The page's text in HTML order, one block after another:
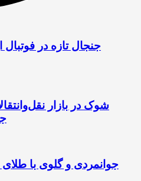
جنجال تازه در
شوک در بازار
جوانمردی و گلوی با طلای